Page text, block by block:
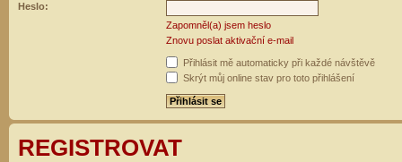
Heslo:
Zapomněl(a) jsem heslo
Znovu poslat aktivační e-mail
Přihlásit mě automaticky při každé návštěvě
Skrýt můj online stav pro toto přihlášení
REGISTROVAT